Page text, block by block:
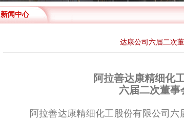
新闻中心
达康公司六届二次
阿拉善达康精细化
六届二次董事
阿拉善达康精细化工股份有限公司六